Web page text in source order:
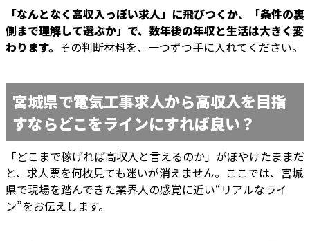
「なんとなく高収入っぽい求人」に飛びつくか、「条件の裏
側まで理解して選ぶか」で、数年後の年収と生活は大きく変
わります。 その判断材料を、一つずつ手に入れてください。
宮城県で電気工事求人から高収入を目指
すならどこをラインにすれば良い？
「どこまで稼げれば高収入と言えるのか」がぼやけたままだ
と、求人票を何枚見ても迷いが消えません。ここでは、宮城
県で現場を踏んできた業界人の感覚に近い“リアルなライ
ン”をお伝えします。